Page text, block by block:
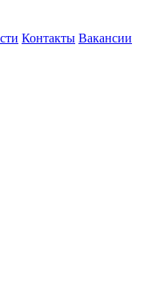
Контакты Вакансии